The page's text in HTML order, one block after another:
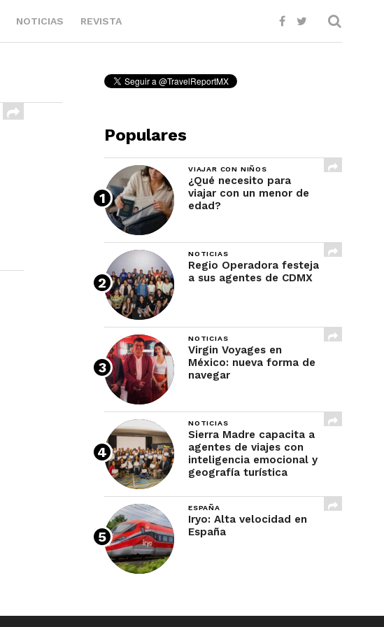
NOTICIAS REVISTA
Populares
VIAJAR CON NIÑOS
¿Qué necesito para
viajar con un menor de
edad?
NOTICIAS
Regio Operadora festeja
a sus agentes de CDMX
NOTICIAS
Virgin Voyages en
México: nueva forma de
navegar
NOTICIAS
Sierra Madre capacita a
agentes de viajes con
inteligencia emocional y
geografía turística
ESPAÑA
Iryo: Alta velocidad en
España